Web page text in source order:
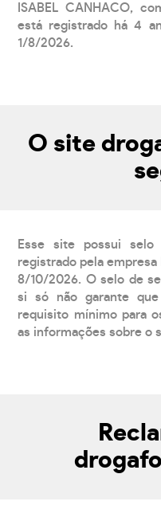
ISABEL CANHACO,
está registrado há 4
1/8/2026.
O site
Esse site possui selo
registrado pela
8/10/2026. O selo de
si só não garante
requisito mínimo para
as informações sobre o